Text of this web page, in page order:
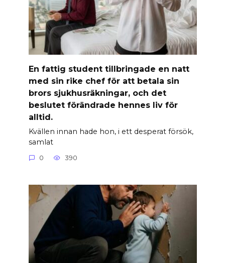
En fattig student tillbringade en natt
med sin rike chef för att betala sin
brors sjukhusräkningar, och det
beslutet förändrade hennes liv för
alltid.
Kvällen innan hade hon, i ett desperat försök,
samlat
0 390